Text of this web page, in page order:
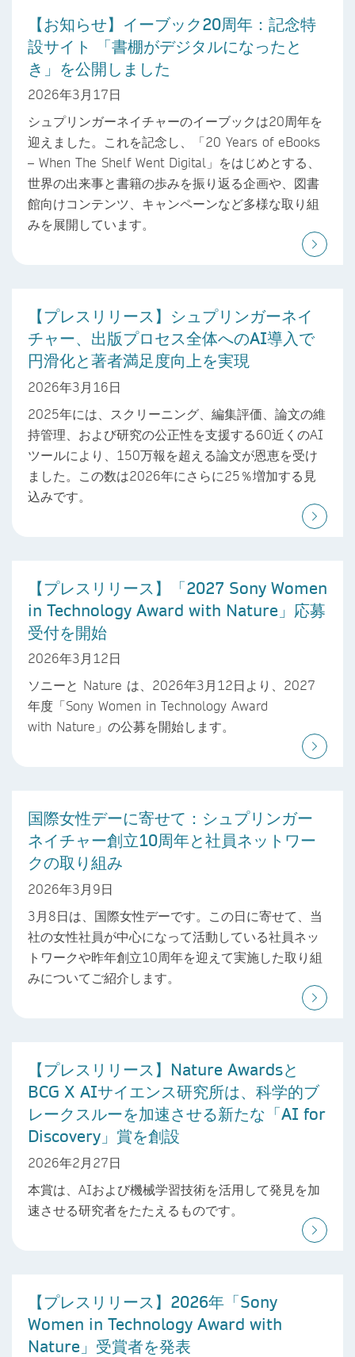
【お知らせ】イーブック20周年：記念特
設サイト 「書棚がデジタルになったと
き」を公開しました
2026年3月17日
シュプリンガーネイチャーのイーブックは20周年を
迎えました。これを記念し、「20 Years of eBooks
– When The Shelf Went Digital」をはじめとする、
世界の出来事と書籍の歩みを振り返る企画や、図書
館向けコンテンツ、キャンペーンなど多様な取り組
みを展開しています。
【プレスリリース】シュプリンガーネイ
チャー、出版プロセス全体へのAI導入で
円滑化と著者満足度向上を実現
2026年3月16日
2025年には、スクリーニング、編集評価、論文の維
持管理、および研究の公正性を支援する60近くのAI
ツールにより、150万報を超える論文が恩恵を受け
ました。この数は2026年にさらに25％増加する見
込みです。
【プレスリリース】「2027 Sony Women
in Technology Award with Nature」応募
受付を開始
2026年3月12日
ソニーと Nature は、2026年3月12日より、2027
年度「Sony Women in Technology Award
with Nature」の公募を開始します。
国際女性デーに寄せて：シュプリンガー
ネイチャー創立10周年と社員ネットワー
クの取り組み
2026年3月9日
3月8日は、国際女性デーです。この日に寄せて、当
社の女性社員が中心になって活動している社員ネッ
トワークや昨年創立10周年を迎えて実施した取り組
みについてご紹介します。
【プレスリリース】Nature Awardsと
BCG X AIサイエンス研究所は、科学的ブ
レークスルーを加速させる新たな「AI for
Discovery」賞を創設
2026年2月27日
本賞は、AIおよび機械学習技術を活用して発見を加
速させる研究者をたたえるものです。
【プレスリリース】2026年「Sony
Women in Technology Award with
Nature」受賞者を発表